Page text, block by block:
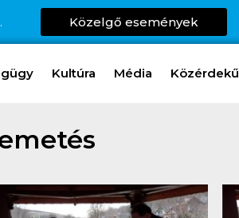
Közelgő események
Kultúra Média Közérdekű